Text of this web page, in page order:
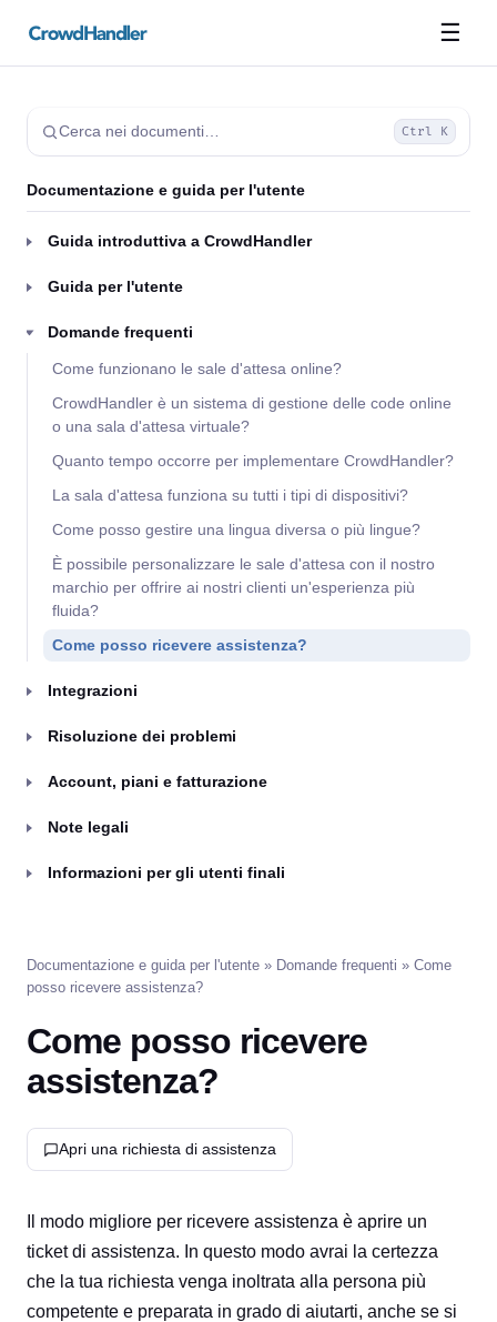
☰
Cerca nei documenti… Ctrl K
Documentazione e guida per l'utente
Guida introduttiva a CrowdHandler
Guida per l'utente
Domande frequenti
Come funzionano le sale d'attesa online?
CrowdHandler è un sistema di gestione delle code online
o una sala d'attesa virtuale?
Quanto tempo occorre per implementare CrowdHandler?
La sala d'attesa funziona su tutti i tipi di dispositivi?
Come posso gestire una lingua diversa o più lingue?
È possibile personalizzare le sale d'attesa con il nostro
marchio per offrire ai nostri clienti un'esperienza più
fluida?
Come posso ricevere assistenza?
Integrazioni
Risoluzione dei problemi
Account, piani e fatturazione
Note legali
Informazioni per gli utenti finali
Documentazione e guida per l'utente » Domande frequenti » Come
posso ricevere assistenza?
Come posso ricevere
assistenza?
Apri una richiesta di assistenza
Il modo migliore per ricevere assistenza è aprire un
ticket di assistenza. In questo modo avrai la certezza
che la tua richiesta venga inoltrata alla persona più
competente e preparata in grado di aiutarti, anche se si